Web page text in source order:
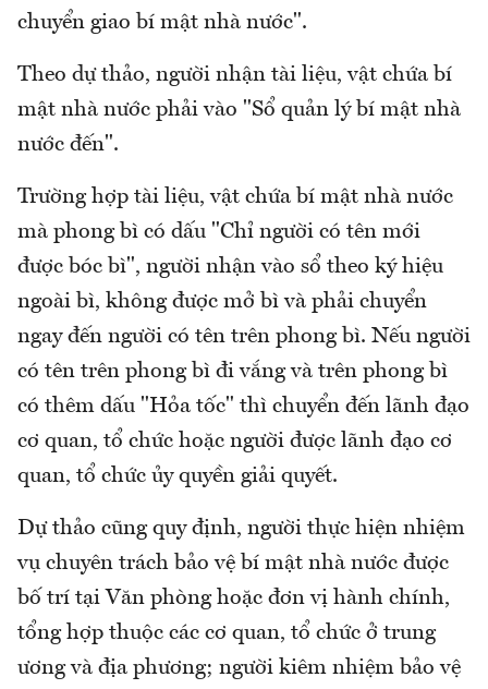
chuyển giao bí mật nhà nước".
Theo dự thảo, người nhận tài liệu, vật chứa bí
mật nhà nước phải vào "Sổ quản lý bí mật nhà
nước đến".
Trường hợp tài liệu, vật chứa bí mật nhà nước
mà phong bì có dấu "Chỉ người có tên mới
được bóc bì", người nhận vào sổ theo ký hiệu
ngoài bì, không được mở bì và phải chuyển
ngay đến người có tên trên phong bì. Nếu người
có tên trên phong bì đi vắng và trên phong bì
có thêm dấu "Hỏa tốc" thì chuyển đến lãnh đạo
cơ quan, tổ chức hoặc người được lãnh đạo cơ
quan, tổ chức ủy quyền giải quyết.
Dự thảo cũng quy định, người thực hiện nhiệm
vụ chuyên trách bảo vệ bí mật nhà nước được
bố trí tại Văn phòng hoặc đơn vị hành chính,
tổng hợp thuộc các cơ quan, tổ chức ở trung
ương và địa phương; người kiêm nhiệm bảo vệ